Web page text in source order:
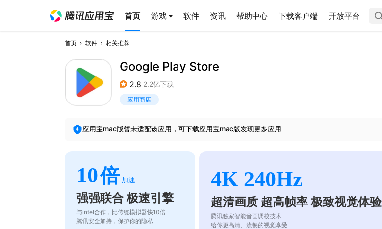
首页 游戏 软件 资讯 帮助中心 下载客户端 开放平台
首页 软件 相关推荐
Google Play Store
2.8 2.2亿下载
应用商店
应用宝mac版暂未适配该应用，可下载应用宝mac版发现更多应用
10倍 加速
强强联合 极速引擎
与intel合作，比传统模拟器快10倍
腾讯安全加持，保护你的隐私
4K 240Hz
超清画质 超高帧率 极致视觉体验
腾讯独家智能音画调校技术
给你更高清、流畅的视觉享受